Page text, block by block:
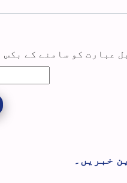
عبارت کو سامنے کے بکس
خبریں۔